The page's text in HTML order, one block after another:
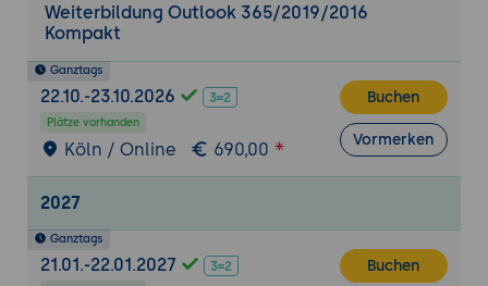
Speichern von erfolgten Suchen für die
Kontakte verwalten im Adressbuch
Arbeiten mit dem Kontakteordner
Kontakteinträge erzeugen, ergänzen und
ändern
Zur Adressierung von Nachrichten
Kontakteinträge verwenden
Verteilerlisten für mehrere Empfänger
Weiterbildung Outlook 365/2019/2016
Kompakt
Ganztags
22.10.-23.10.2026
Plätze vorhanden
Köln / Online 690,00
Buchen
Vormerken
2027
Ganztags
21.01.-22.01.2027 Buchen